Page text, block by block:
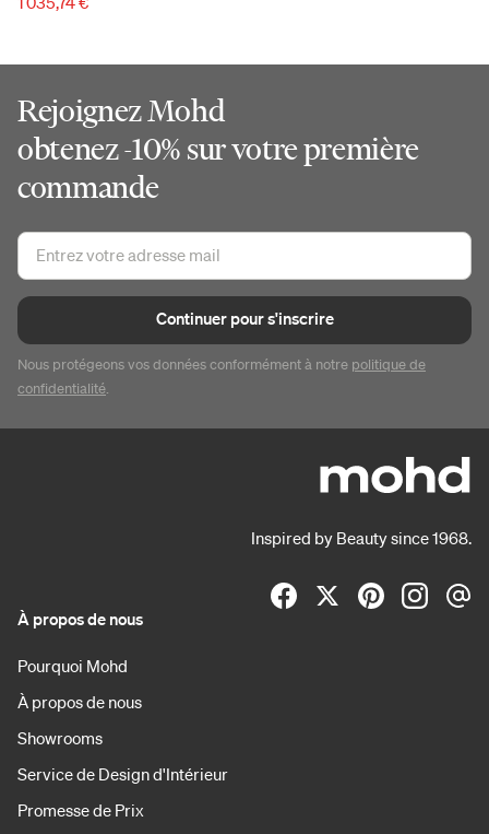
Rejoignez Mohd
obtenez -10% sur votre première
commande
Continuer pour s'inscrire
Nous protégeons vos données conformément à notre politique de
confidentialité.
Inspired by Beauty since 1968.
À propos de nous
Pourquoi Mohd
À propos de nous
Showrooms
Service de Design d'Intérieur
Promesse de Prix